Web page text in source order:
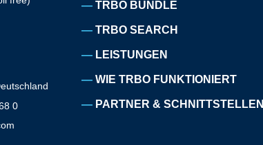
0
TRBO BUNDLE
TRBO SEARCH
LEISTUNGEN
WIE TRBO FUNKTIONIERT
PARTNER & SCHNITTSTELLEN